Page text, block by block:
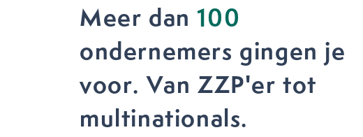
Meer dan100
ondernemers gingen je
voor. Van ZZP'er tot
multinationals.